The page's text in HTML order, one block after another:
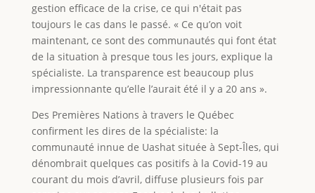
gestion efficace de la crise, ce qui n'était pas
toujours le cas dans le passé. « Ce qu’on voit
maintenant, ce sont des communautés qui font état
de la situation à presque tous les jours, explique la
spécialiste. La transparence est beaucoup plus
impressionnante qu’elle l’aurait été il y a 20 ans ».
Des Premières Nations à travers le Québec
confirment les dires de la spécialiste: la
communauté innue de Uashat située à Sept-Îles, qui
dénombrait quelques cas positifs à la Covid-19 au
courant du mois d’avril, diffuse plusieurs fois par